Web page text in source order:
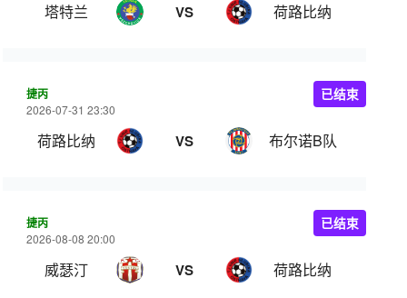
塔特兰 VS 荷路比纳
捷丙
2026-07-31 23:30
荷路比纳 VS 布尔诺B队
已结束
捷丙
2026-08-08 20:00
威瑟汀 VS 荷路比纳
已结束